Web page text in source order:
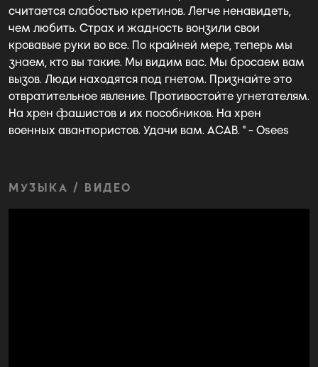
считается слабостью кретинов. Легче ненавидеть,
чем любить. Страх и жадность вонзили свои
кровавые руки во все. По крайней мере, теперь мы
знаем, кто вы такие. Мы видим вас. Мы бросаем вам
вызов. Люди находятся под гнетом. Признайте это
отвратительное явление. Противостойте угнетателям.
На хрен фашистов и их пособников. На хрен
военных авантюристов. Удачи вам. ACAB. " - Osees
МУЗЫКА / ВИДЕО